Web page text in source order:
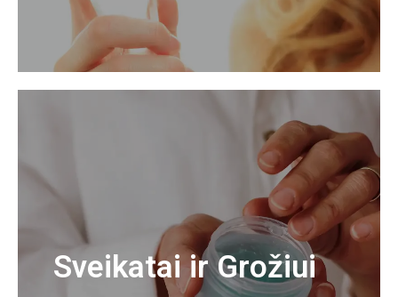
Sveikatai ir Grožiui